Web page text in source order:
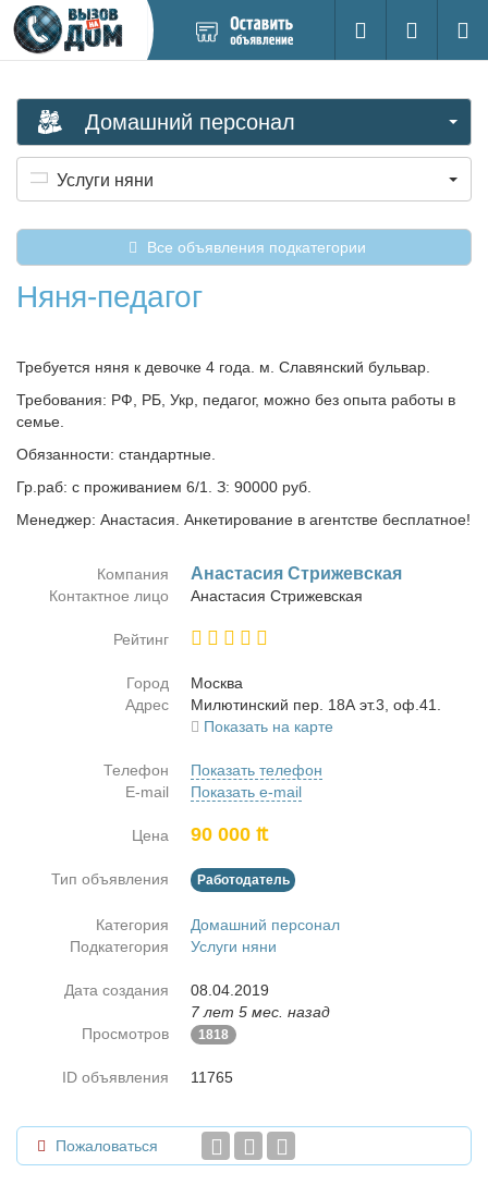
новое
Поиск
Вход на
Домашний персонал
Услуги няни
Все объявления подкатегории
Няня-педагог
Требуется няня к девочке 4 года. м. Славянский бульвар.
Требования: РФ, РБ, Укр, педагог, можно без опыта работы в
семье.
Обязанности: стандартные.
Гр.раб: с проживанием 6/1. З: 90000 руб.
Менеджер: Анастасия. Анкетирование в агентстве бесплатное!
Компания Ана­ста­сия Стри­жев­ская
Контактное лицо Ана­ста­сия Стри­жев­ская
Рейтинг
Город
Москва
Адрес
Ми­лю­тин­ский пер. 18А эт.3, оф.41.
Показать на карте
Телефон
Показать телефон
E-mail
Показать e-mail
Цена 90 000 ₶
Тип объявления Работодатель
Категория
Домашний персонал
Подкатегория
Услуги няни
Дата создания
08.04.2019
7 лет 5 мес. назад
Просмотров
1818
ID объявления 11765
Пожаловаться